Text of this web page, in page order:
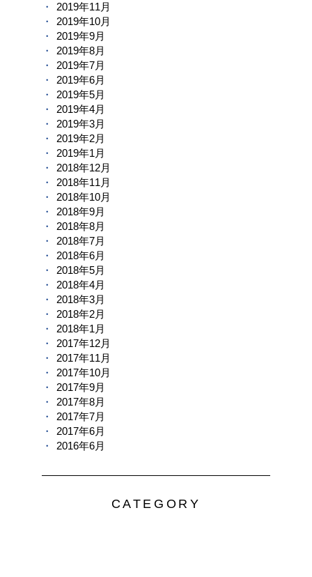
2019年11月
2019年10月
2019年9月
2019年8月
2019年7月
2019年6月
2019年5月
2019年4月
2019年3月
2019年2月
2019年1月
2018年12月
2018年11月
2018年10月
2018年9月
2018年8月
2018年7月
2018年6月
2018年5月
2018年4月
2018年3月
2018年2月
2018年1月
2017年12月
2017年11月
2017年10月
2017年9月
2017年8月
2017年7月
2017年6月
2016年6月
CATEGORY